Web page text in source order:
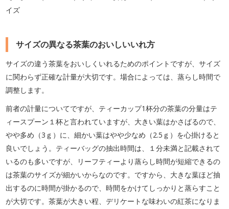
イズ
サイズの異なる茶葉のおいしいいれ方
サイズの違う茶葉をおいしくいれるためのポイントですが、サイズ
に関わらず正確な計量が大切です。場合によっては、蒸らし時間で
調整します。
前者の計量についてですが、ティーカップ1杯分の茶葉の分量はテ
ィースプーン１杯と言われていますが、大きい葉はかさばるので、
やや多め（3ｇ）に、細かい葉はやや少なめ（2.5ｇ）を心掛けると
良いでしょう。ティーバッグの抽出時間は、１分未満と記載されて
いるのも多いですが、リーフティーより蒸らし時間が短縮できるの
は茶葉のサイズが細かいからなのです。ですから、大きな葉ほど抽
出するのに時間が掛かるので、時間をかけてしっかりと蒸らすこと
が大切です。茶葉が大きい程、デリケートな味わいの紅茶になりま